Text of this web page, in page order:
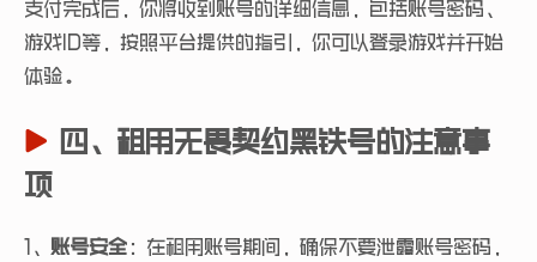
支付完成后，你将收到账号的详细信息，包括账号密码、
游戏ID等，按照平台提供的指引，你可以登录游戏并开始
体验。
四、租用无畏契约黑铁号的注意事
项
1、 账号安全 ：在租用账号期间，确保不要泄露账号密码，